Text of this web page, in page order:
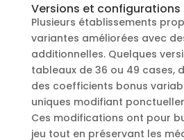
Versions et configurations
Plusieurs établissements
variantes améliorées avec
additionnelles. Quelques
tableaux de 36 ou 49 cases,
des coefficients bonus
uniques modifiant
Ces modifications ont pour
jeu tout en préservant les